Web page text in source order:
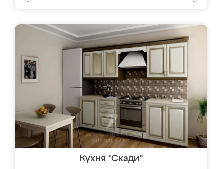
Кухня "Скади"